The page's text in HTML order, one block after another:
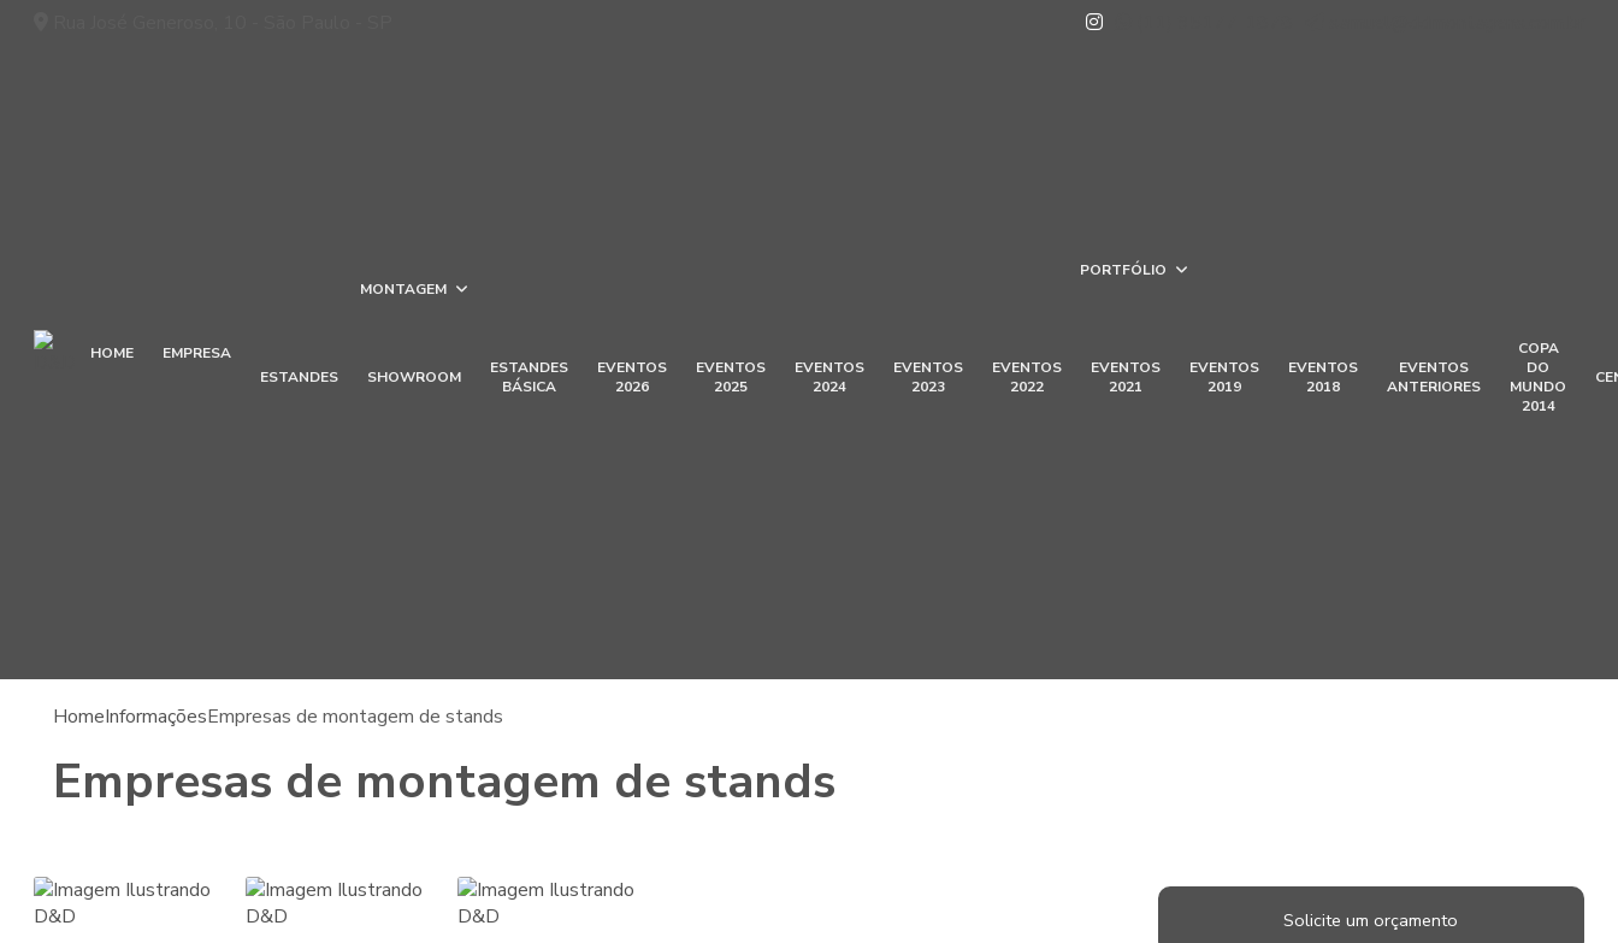
HOME EMPRESA
MONTAGEM
ESTANDES SHOWROOM
ESTANDES
BÁSICA
PORTFÓLIO
EVENTOS
2026
EVENTOS
2025
EVENTOS
2024
EVENTOS
2023
EVENTOS
2022
EVENTOS
2021
EVENTOS
2019
EVENTOS
2018
EVENTOS
ANTERIORES
COPA
DO
MUNDO
2014
HomeInformaçõesEmpresas de montagem de stands
Empresas de montagem de stands
Solicite um orçamento